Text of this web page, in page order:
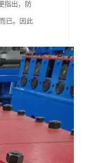
指出，防
已。因此